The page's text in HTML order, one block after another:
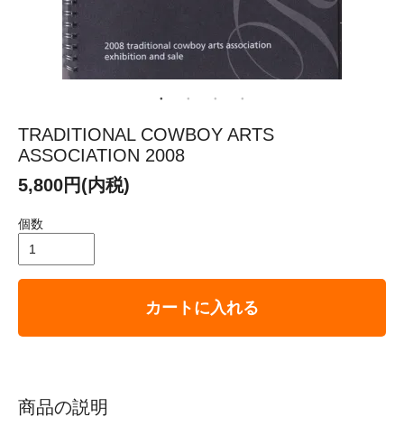
TRADITIONAL COWBOY ARTS
ASSOCIATION 2008
5,800円(内税)
個数
カートに入れる
商品の説明